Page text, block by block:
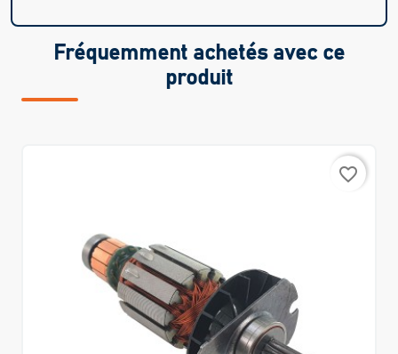
Fréquemment achetés avec ce
produit
favorite_border